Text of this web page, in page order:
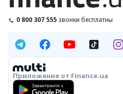
0 800 307 555 звонки бесплатны
Приложение от Finance.ua